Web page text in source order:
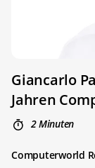
Giancarlo
Jahren
2 Minuten
Computerworld